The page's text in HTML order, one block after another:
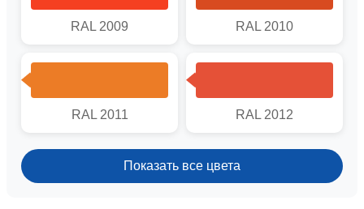
RAL 2009 RAL 2010
RAL 2011 RAL 2012
Показать все цвета